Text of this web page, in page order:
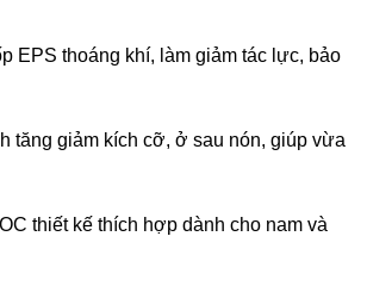
EPS thoáng khí, làm giảm tác lực, bảo
tăng giảm kích cỡ, ở sau nón, giúp vừa
thiết kế thích hợp dành cho nam và